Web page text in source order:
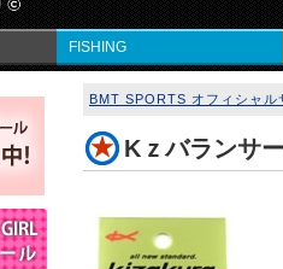
FISHING
BMT SPORTS オフィシャル
Kｚバランサ